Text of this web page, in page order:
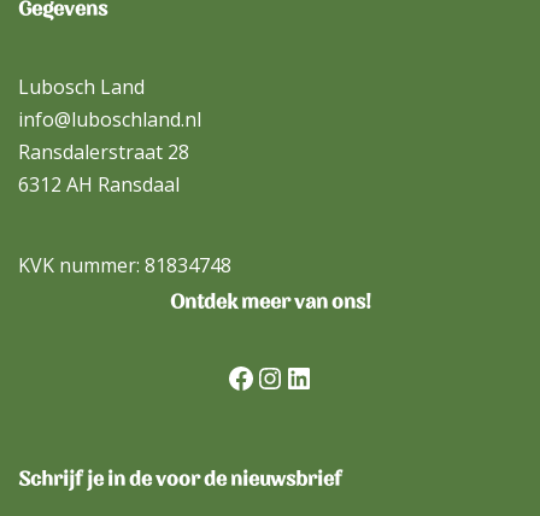
Gegevens
Lubosch Land
info@luboschland.nl
Ransdalerstraat 28
6312 AH Ransdaal
KVK nummer: 81834748
Ontdek meer van ons!
Schrijf je in de voor de nieuwsbrief